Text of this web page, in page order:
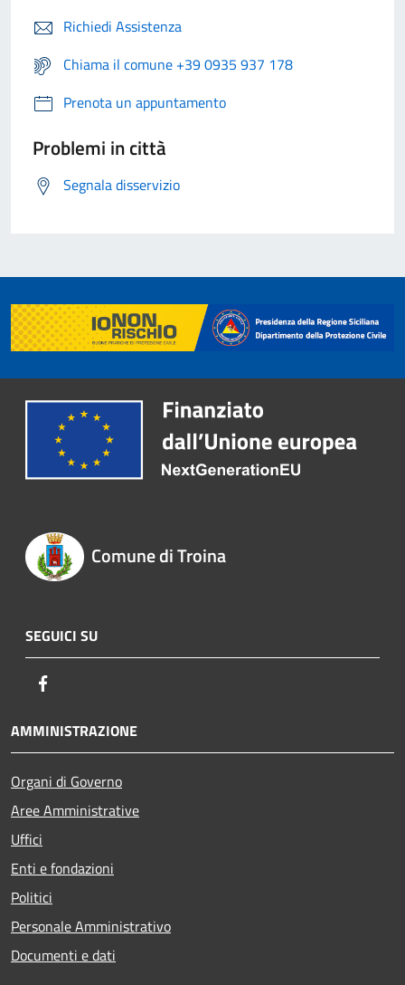
Richiedi Assistenza
Chiama il comune +39 0935 937 178
Prenota un appuntamento
Problemi in città
Segnala disservizio
Comune di Troina
SEGUICI SU
AMMINISTRAZIONE
Organi di Governo
Aree Amministrative
Uffici
Enti e fondazioni
Politici
Personale Amministrativo
Documenti e dati